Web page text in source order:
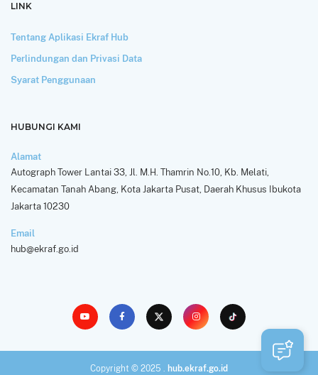
LINK
Tentang Aplikasi Ekraf Hub
Perlindungan dan Privasi Data
Syarat Penggunaan
HUBUNGI KAMI
Alamat
Autograph Tower Lantai 33, Jl. M.H. Thamrin No.10, Kb. Melati,
Kecamatan Tanah Abang, Kota Jakarta Pusat, Daerah Khusus Ibukota
Jakarta 10230
Email
hub@ekraf.go.id
Copyright © 2025 . hub.ekraf.go.id